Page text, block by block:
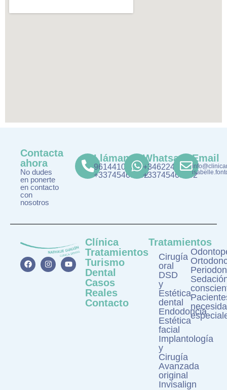
Contacta
ahora
No dudes
en ponerte
en contacto
con
nosotros
Llámanos
961441075
+33745463002
Whatsapp
+34622481075
+33745463002
Email
Clínica
Tratamientos
Turismo
Dental
Casos
Reales
Contacto
Tratamientos
Cirugía
oral
DSD
y
Estética
dental
Endodoncia
Estética
facial
Implantología
y
Cirugía
Avanzada
original
Invisalign